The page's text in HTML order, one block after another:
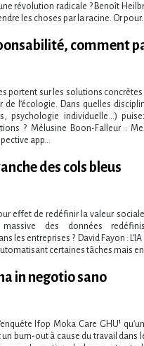
révolution radicale ? Benoît
les choses par la racine. Or pour...
comment
portent sur les solutions
de l’écologie. Dans quelles
psychologie individuelle…)
? Mélusine Boon-Falleur :
app...
des cols bleus
effet de redéfinir la valeur
massive des données
les entreprises ? David Fayon :
certaines tâches mais
in negotio sano
Ifop Moka Care GHU¹
burn-out à cause du travail dans